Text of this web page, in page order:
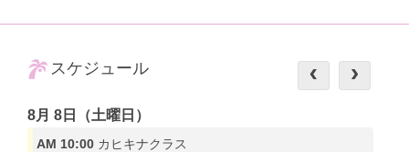
スケジュール
8月 8日（土曜日）
AM 10:00 カヒキナクラス